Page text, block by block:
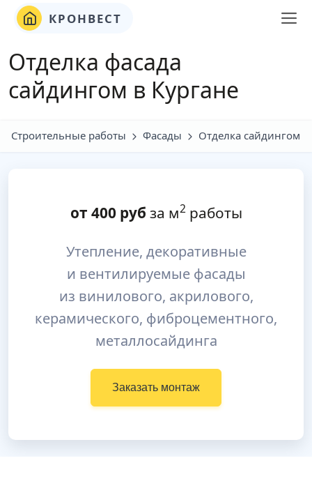
КРОНВЕСТ
Отделка фасада
сайдингом в Кургане
Строительные работы Фасады Отделка сайдингом
от 400руб за м2работы
Утепление, декоративные
и вентилируемые фасады
из винилового, акрилового,
керамического, фиброцементного,
металлосайдинга
Заказать монтаж